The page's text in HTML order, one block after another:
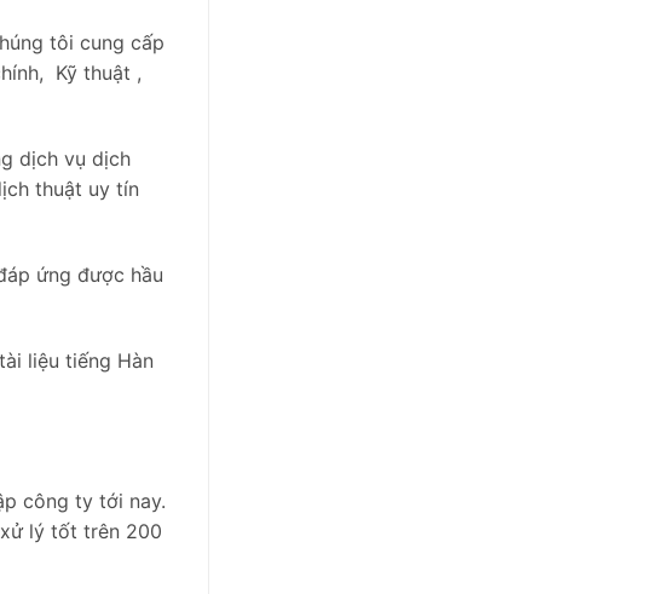
tôi cung cấp
Kỹ thuật ,
dịch vụ dịch
thuật uy tín
ứng được hầu
liệu tiếng Hàn
công ty tới nay.
lý tốt trên 200